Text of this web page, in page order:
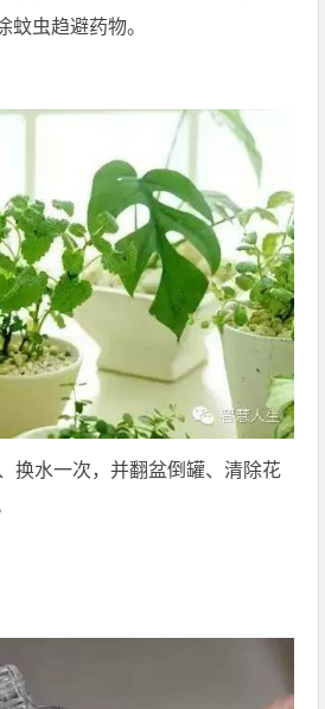
蚊虫趋避药物。
换水一次，并翻盆倒罐、清除花